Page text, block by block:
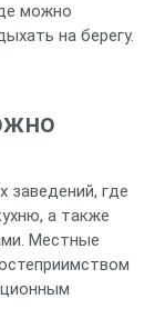
можно
на берегу.
заведений, где
а также
Местные